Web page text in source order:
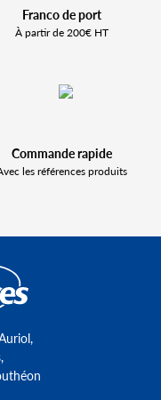
Franco de port
À partir de 200€ HT
Commande rapide
les références produits